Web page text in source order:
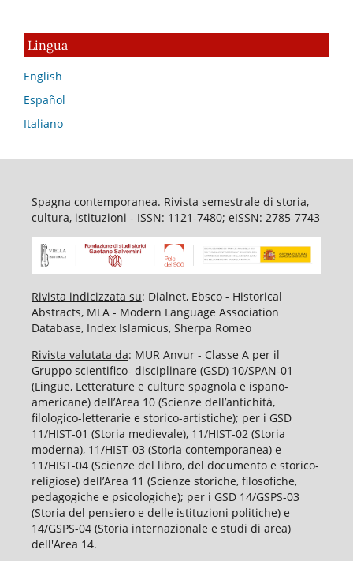
Lingua
English
Español
Italiano
Spagna contemporanea. Rivista semestrale di storia,
cultura, istituzioni - ISSN: 1121-7480; eISSN: 2785-7743
Rivista indicizzata su: Dialnet, Ebsco - Historical
Abstracts, MLA - Modern Language Association
Database, Index Islamicus, Sherpa Romeo
Rivista valutata da: MUR Anvur - Classe A per il
Gruppo scientifico- disciplinare (GSD) 10/SPAN-01
(Lingue, Letterature e culture spagnola e ispano-
americane) dell’Area 10 (Scienze dell’antichità,
filologico-letterarie e storico-artistiche); per i GSD
11/HIST-01 (Storia medievale), 11/HIST-02 (Storia
moderna), 11/HIST-03 (Storia contemporanea) e
11/HIST-04 (Scienze del libro, del documento e storico-
religiose) dell’Area 11 (Scienze storiche, filosofiche,
pedagogiche e psicologiche); per i GSD 14/GSPS-03
(Storia del pensiero e delle istituzioni politiche) e
14/GSPS-04 (Storia internazionale e studi di area)
dell'Area 14.